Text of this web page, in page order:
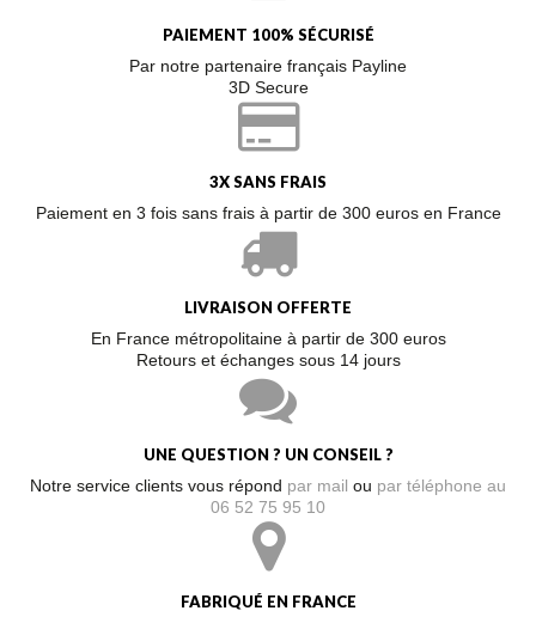
PAIEMENT 100% SÉCURISÉ
Par notre partenaire français Payline
3D Secure
3X SANS FRAIS
Paiement en 3 fois sans frais à partir de 300 euros en France
LIVRAISON OFFERTE
En France métropolitaine à partir de 300 euros
Retours et échanges sous 14 jours
UNE QUESTION ? UN CONSEIL ?
Notre service clients vous répond par mail ou par téléphone au
06 52 75 95 10
FABRIQUÉ EN FRANCE